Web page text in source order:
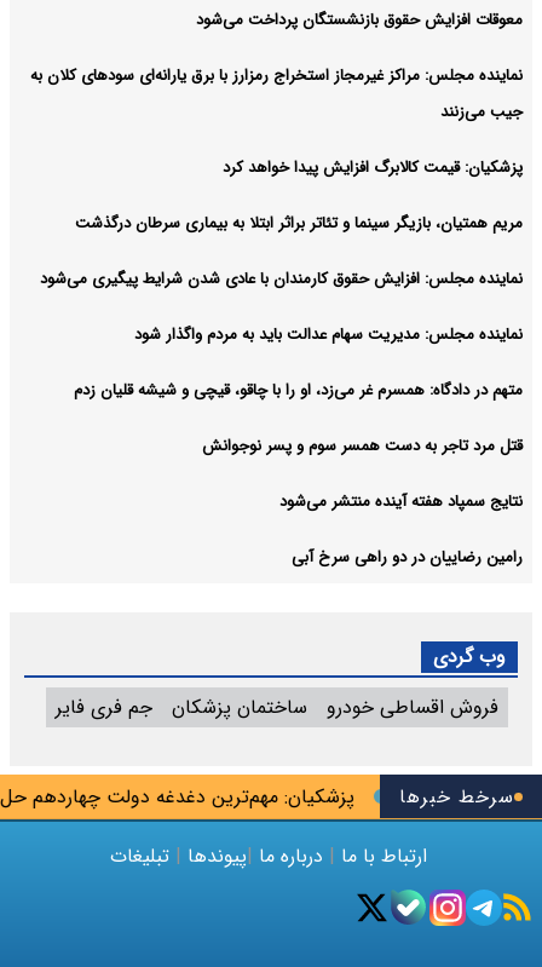
سرخط خبرها پزشکیان: مهم‌ترین دغدغه دولت چهاردهم پایان شهریور
معوقات افزایش حقوق بازنشستگان پرداخت می‌شود
نماینده مجلس: مراکز غیرمجاز استخراج رمزارز با برق یارانه‌ای سودهای کلان به
جیب می‌زنند
پزشکیان: قیمت کالابرگ افزایش پیدا خواهد کرد
مریم همتیان، بازیگر سینما و تئاتر براثر ابتلا به بیماری سرطان درگذشت
نماینده مجلس: افزایش حقوق کارمندان با عادی شدن شرایط پیگیری می‌شود
نماینده مجلس: مدیریت سهام عدالت باید به مردم واگذار شود
متهم در دادگاه: همسرم غر می‌زد، او را با چاقو، قیچی و شیشه قلیان زدم
قتل مرد تاجر به دست همسر سوم و پسر نوجوانش
نتایج سمپاد هفته آینده منتشر می‌شود
رامین رضاییان در دو راهی سرخ آبی
وب گردی
فروش اقساطی خودرو
ساختمان پزشکان جم فری فایر
ارتباط با ما | درباره ما |پیوندها | تبلیغات